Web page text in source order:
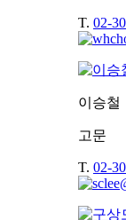
T. 02-
이승철
고문
T. 02-